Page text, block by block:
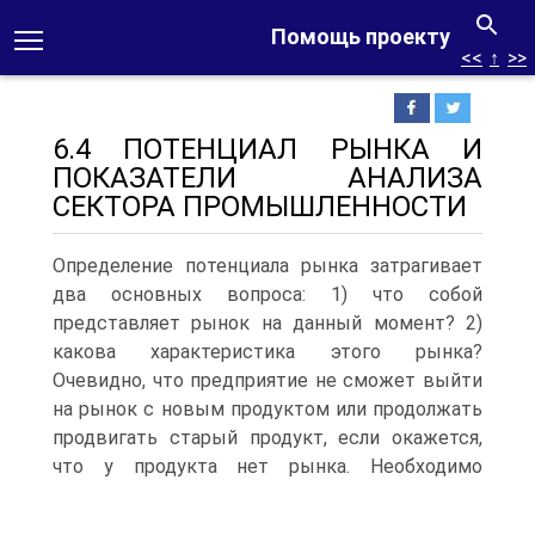
Помощь проекту
<< ↑ >>
6.4 ПОТЕНЦИАЛ РЫНКА И
ПОКАЗАТЕЛИ АНАЛИЗА
СЕКТОРА ПРОМЫШЛЕННОСТИ
Определение потенциала рынка затрагивает
два основных вопроса: 1) что собой
представляет рынок на данный момент? 2)
какова характеристика этого рынка?
Очевидно, что предприятие не сможет выйти
на рынок с новым продуктом или продолжать
продвигать старый продукт, если окажется,
что у продукта нет рынка. Необходимо